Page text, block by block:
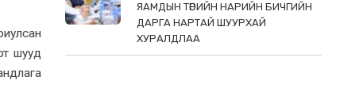
шууд
ЯАМДЫН ТӨРИЙН НАРИЙН БИЧГИЙН
ДАРГА НАРТАЙ ШУУРХАЙ
ХУРАЛДЛАА